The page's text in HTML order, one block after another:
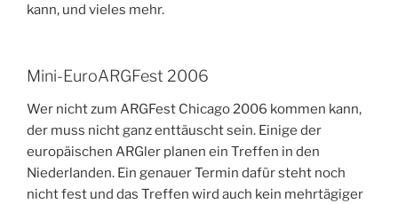
kann, und vieles mehr.
Mini-EuroARGFest 2006
Wer nicht zum ARGFest Chicago 2006 kommen kann,
der muss nicht ganz enttäuscht sein. Einige der
europäischen ARGler planen ein Treffen in den
Niederlanden. Ein genauer Termin dafür steht noch
nicht fest und das Treffen wird auch kein mehrtägiger